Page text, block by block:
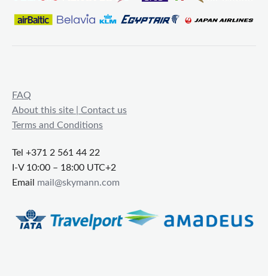
FAQ
About this site | Contact us
Terms and Conditions
Tel +371 2 561 44 22
I-V 10:00 – 18:00 UTC+2
Email mail@skymann.com